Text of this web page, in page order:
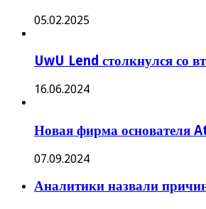
05.02.2025
UwU Lend столкнулся со
16.06.2024
Новая фирма основателя
07.09.2024
Аналитики назвали